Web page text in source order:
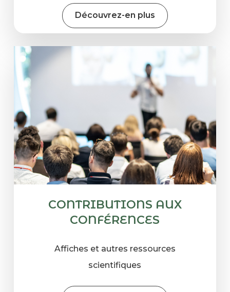
Découvrez-en plus
CONTRIBUTIONS AUX
CONFÉRENCES
Affiches et autres ressources
scientifiques